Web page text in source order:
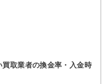
取業者の換金率・入金時